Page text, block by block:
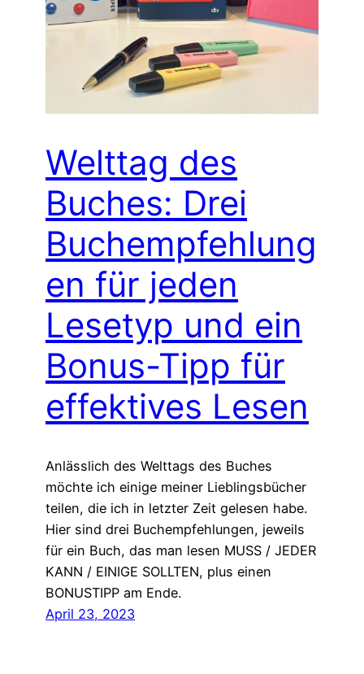
Welttag des
Buches: Drei
Buchempfehlung
en für jeden
Lesetyp und ein
Bonus-Tipp für
effektives Lesen
Anlässlich des Welttags des Buches
möchte ich einige meiner Lieblingsbücher
teilen, die ich in letzter Zeit gelesen habe.
Hier sind drei Buchempfehlungen, jeweils
für ein Buch, das man lesen MUSS / JEDER
KANN / EINIGE SOLLTEN, plus einen
BONUSTIPP am Ende.
April 23, 2023